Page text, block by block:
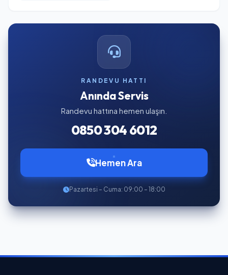
RANDEVU HATTI
Anında Servis
Randevu hattına hemen ulaşın.
0850 304 6012
Hemen Ara
Pazartesi – Cuma: 09:00 – 18:00